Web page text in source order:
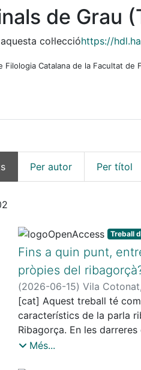
de Grau
col·leccióhttps://
Filologia Catalana de la Facultat de
Per autor Per títol
Treball
Fins a quin punt,
pròpies del
(2026-06-15) Vila
[cat] Aquest treball té
característics de la parla
Ribagorça. En les
com l’escola, els mitjans
Més...